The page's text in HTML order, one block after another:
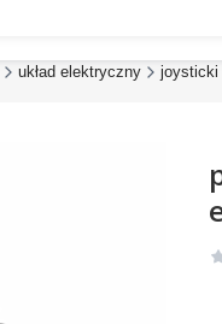
układ elektryczny joysticki